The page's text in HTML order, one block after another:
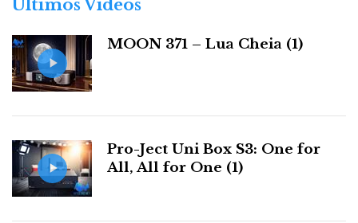
Audição crítica
Assim, o ACCENT foi ligado a um leitor-CD
s
Últimos Videos
MOON 371 – Lua Cheia (1)
Pro-Ject Uni Box S3: One for
All, All for One (1)